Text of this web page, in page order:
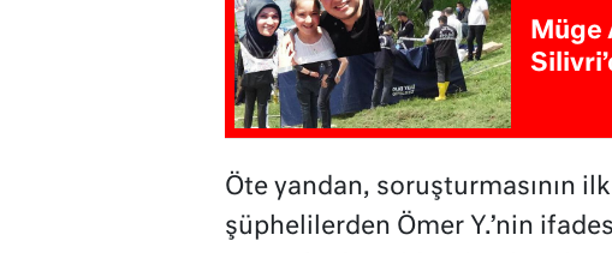
Müge
Öte yandan, soruşturmasının
şüphelilerden Ömer Y.’nin